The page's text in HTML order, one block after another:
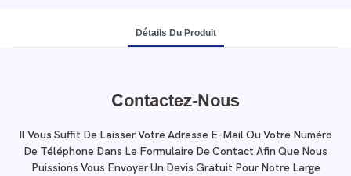
Détails Du Produit
Contactez-Nous
Il Vous Suffit De Laisser Votre Adresse E-Mail Ou Votre Numéro
De Téléphone Dans Le Formulaire De Contact Afin Que Nous
Puissions Vous Envoyer Un Devis Gratuit Pour Notre Large